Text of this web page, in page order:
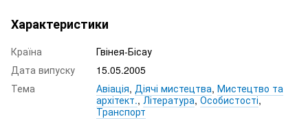
Характеристики
Країна
Гвінея-Бісау
Дата випуску
15.05.2005
Тема
Авіація, Діячі мистецтва, Мистецтво та
архітект.,Література,Особистості,
Транспорт